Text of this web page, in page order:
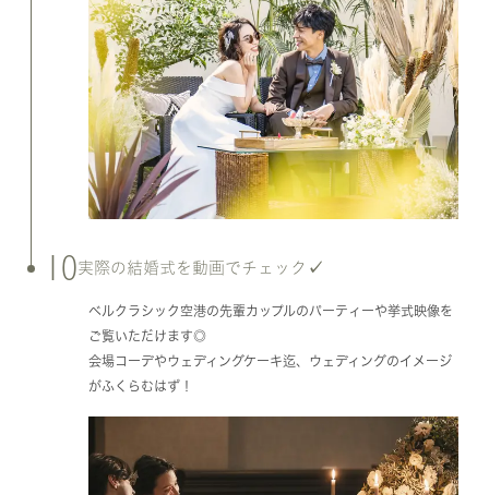
10実際の結婚式を動画でチェック✓
ベルクラシック空港の先輩カップルのパーティーや挙式映像を
ご覧いただけます◎
会場コーデやウェディングケーキ迄、ウェディングのイメージ
がふくらむはず！